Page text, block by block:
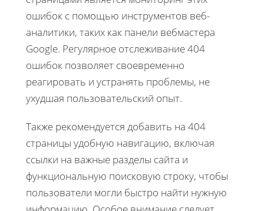
ошибок с помощью инструментов веб-
аналитики, таких как панели вебмастера
Google. Регулярное отслеживание 404
ошибок позволяет своевременно
реагировать и устранять проблемы, не
ухудшая пользовательский опыт.
Также рекомендуется добавить на 404
страницы удобную навигацию, включая
ссылки на важные разделы сайта и
функциональную поисковую строку, чтобы
пользователи могли быстро найти нужную